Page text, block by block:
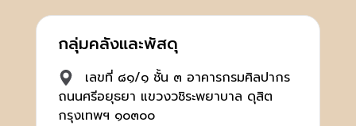
กลุ่มคลังและพัสดุ
เลขที่ ๘๑/๑ ชั้น ๓ อาคารกรมศิลปากร
ถนนศรีอยุธยา แขวงวชิระพยาบาล ดุสิต
กรุงเทพฯ ๑๐๓๐๐